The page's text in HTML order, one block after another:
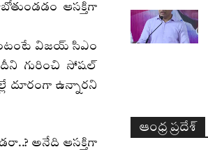
ఆసక్తిగా
విజయ్ సిఎం
గురించి సోషల్
దూరంగా ఉన్నారని
అనేది ఆసక్తిగా
ఆంధ్ర ప్రదేశ్